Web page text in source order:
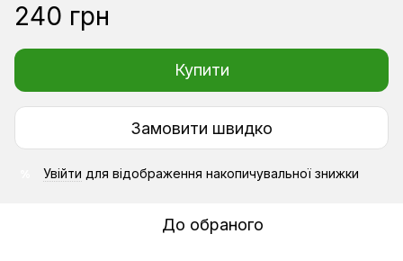
240 грн
Купити
Замовити швидко
Увійти для відображення накопичувальної знижки
До обраного